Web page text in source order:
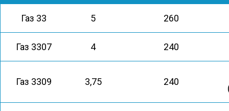
Газ 33 5 260
Газ 3307 4 240
Газ 3309 3,75 240